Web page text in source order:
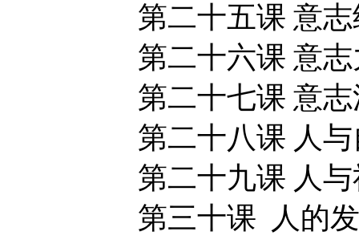
第二十五课 意志
第二十六课 意志
第二十七课 意志
第二十八课 人
第二十九课 人与
第三十课 人的